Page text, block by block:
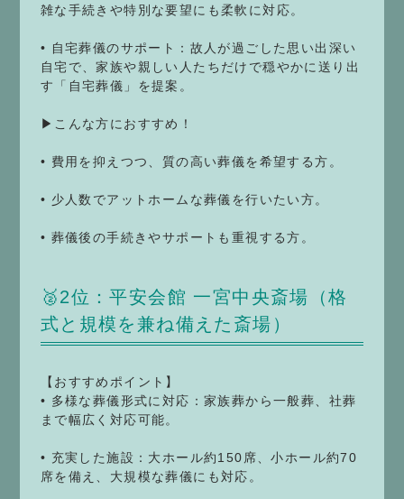
雑な手続きや特別な要望にも柔軟に対応。
• 自宅葬儀のサポート：故人が過ごした思い出深い
自宅で、家族や親しい人たちだけで穏やかに送り出
す「自宅葬儀」を提案。
▶こんな方におすすめ！
• 費用を抑えつつ、質の高い葬儀を希望する方。
• 少人数でアットホームな葬儀を行いたい方。
• 葬儀後の手続きやサポートも重視する方。
🥈2位：平安会館 一宮中央斎場（格
式と規模を兼ね備えた斎場）
【おすすめポイント】
• 多様な葬儀形式に対応：家族葬から一般葬、社葬
まで幅広く対応可能。
• 充実した施設：大ホール約150席、小ホール約70
席を備え、大規模な葬儀にも対応。